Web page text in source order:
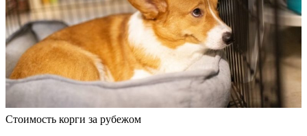
Стоимость корги за рубежом